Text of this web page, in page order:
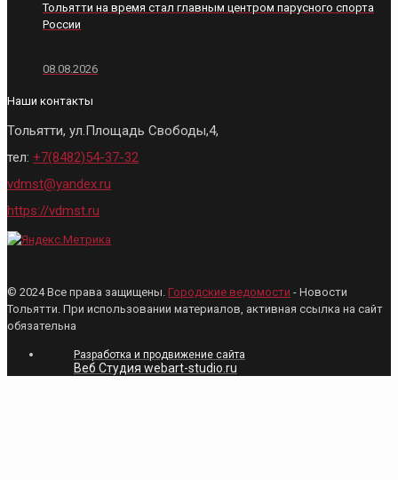
Тольятти на время стал главным центром парусного спорта
России
08.08.2026
Наши контакты
Тольятти, ул.Площадь Свободы,4,
тел: +7(8482)54-37-32
vdmst@yandex.ru
https://vdmst.ru
© 2024 Все права защищены. Городские ведомости - Новости
Тольятти. При использовании материалов, активная ссылка на сайт
обязательна
Разработка и продвижение сайта
Веб Студия webart-studio.ru